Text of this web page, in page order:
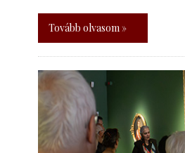
Tovább olvasom »